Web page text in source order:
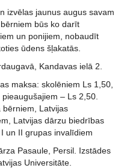
izvēlas jaunus augus savam
būs ko darīt
un ponijiem, nobaudīt
ūdens šļakatās.
Kandavas ielā 2.
maksa: skolēniem Ls 1,50,
– Ls 2,50.
bērniem, Latvijas
Latvijas dārzu biedrības
un II grupas invalīdiem
Pasaule, Persil. Izstādes
Universitāte.